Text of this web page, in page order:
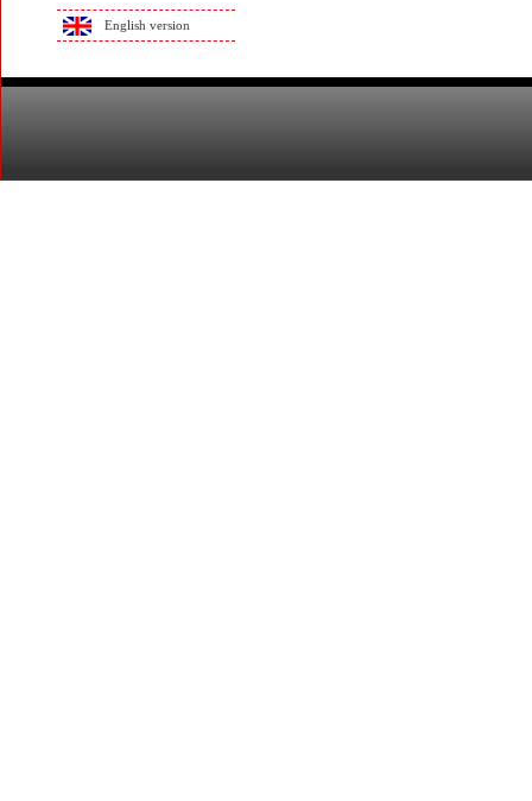
English version